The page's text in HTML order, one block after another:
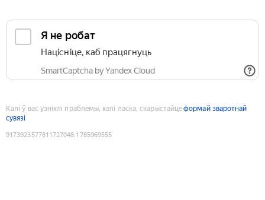
Я не робат
Націсніце, каб працягнуць
SmartCaptcha by Yandex Cloud
Калі ў вас узніклі праблемы, калі ласка, скарыстайцеформай зваротнай
сувязі
9173923577811727048:1785969555